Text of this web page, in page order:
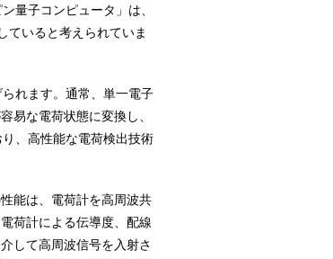
量子コンピュータ」は、
ていると考えられていま
れます。通常、単一電子
易な電荷状態に変換し、
、高性能な電荷検出技術
能は、電荷計を高周波共
電荷計による伝導度、配線
して高周波信号を入射さ